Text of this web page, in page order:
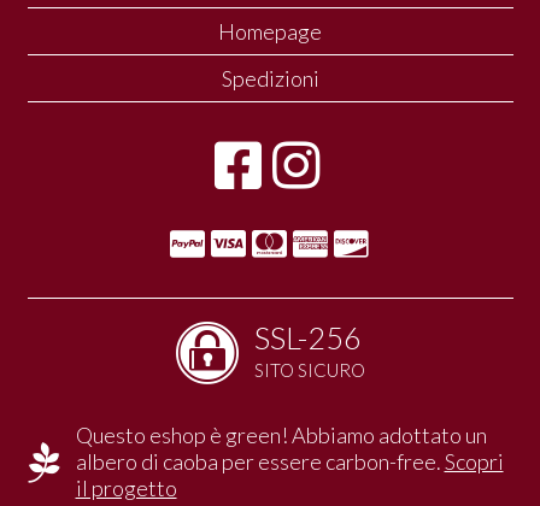
Homepage
Spedizioni
SSL-256
SITO SICURO
Questo eshop è green! Abbiamo adottato un
albero di caoba per essere carbon-free.Scopri
il progetto